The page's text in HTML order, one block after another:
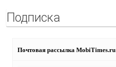
Подписка
Почтовая рассылка MobiTimes.ru